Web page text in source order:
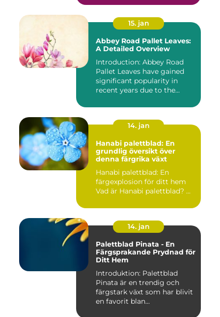
15. jan
Abbey Road Pallet Leaves:
A Detailed Overview
Introduction: Abbey Road
Pallet Leaves have gained
significant popularity in
recent years due to the...
14. jan
Hanabi palettblad: En
grundlig översikt över
denna färgrika växt
Hanabi palettblad: En
färgexplosion för ditt hem
Vad är Hanabi palettblad? ...
14. jan
Palettblad Pinata - En
Färgsprakande Prydnad för
Ditt Hem
Introduktion: Palettblad
Pinata är en trendig och
färgstark växt som har blivit
en favorit blan...